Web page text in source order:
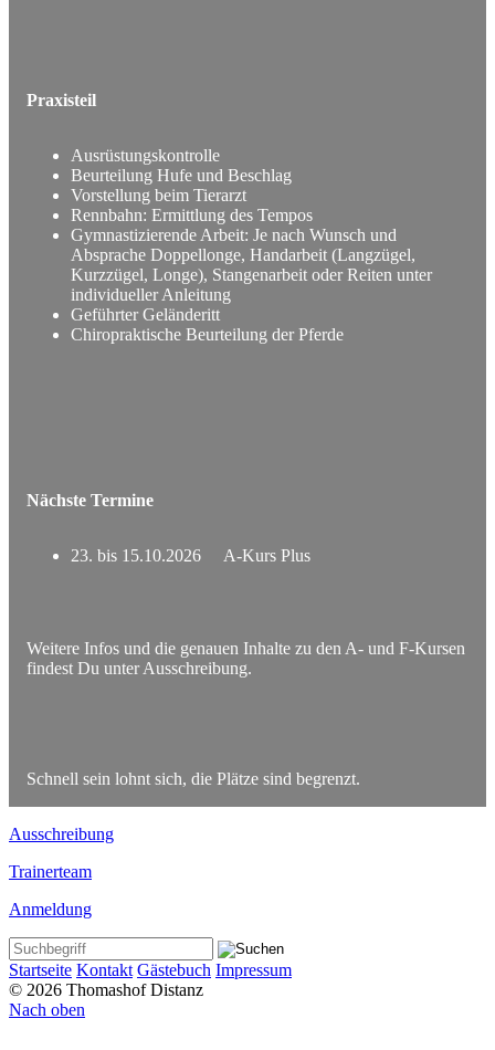
Praxisteil
Ausrüstungskontrolle
Beurteilung Hufe und Beschlag
Vorstellung beim Tierarzt
Rennbahn: Ermittlung des Tempos
Gymnastizierende Arbeit: Je nach Wunsch und
Absprache Doppellonge, Handarbeit (Langzügel,
Kurzzügel, Longe), Stangenarbeit oder Reiten unter
individueller Anleitung
Geführter Geländeritt
Chiropraktische Beurteilung der Pferde
Nächste Termine
23. bis 15.10.2026 A-Kurs Plus
Weitere Infos und die genauen Inhalte zu den A- und F-Kursen
findest Du unter Ausschreibung.
Schnell sein lohnt sich, die Plätze sind begrenzt.
Ausschreibung
Trainerteam
Anmeldung
Startseite Kontakt Gästebuch Impressum
© 2026 Thomashof Distanz
Nach oben